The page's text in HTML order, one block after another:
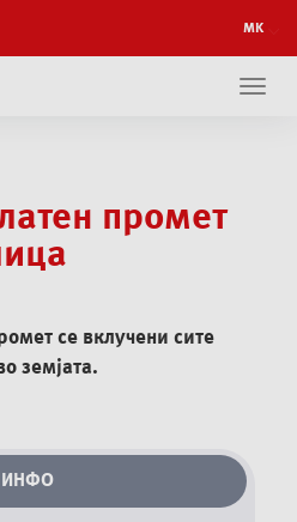
промет
се вклучени сите
земјата.
ИНФО